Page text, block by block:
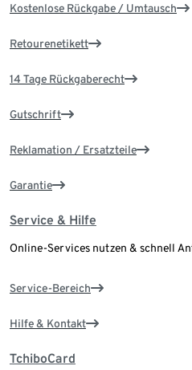
Kostenlose Rückgabe / Umtausch
Retourenetikett
14 Tage Rückgaberecht
Gutschrift
Reklamation / Ersatzteile
Garantie
Service & Hilfe
Online-Services nutzen & schnell
Service-Bereich
Hilfe & Kontakt
TchiboCard